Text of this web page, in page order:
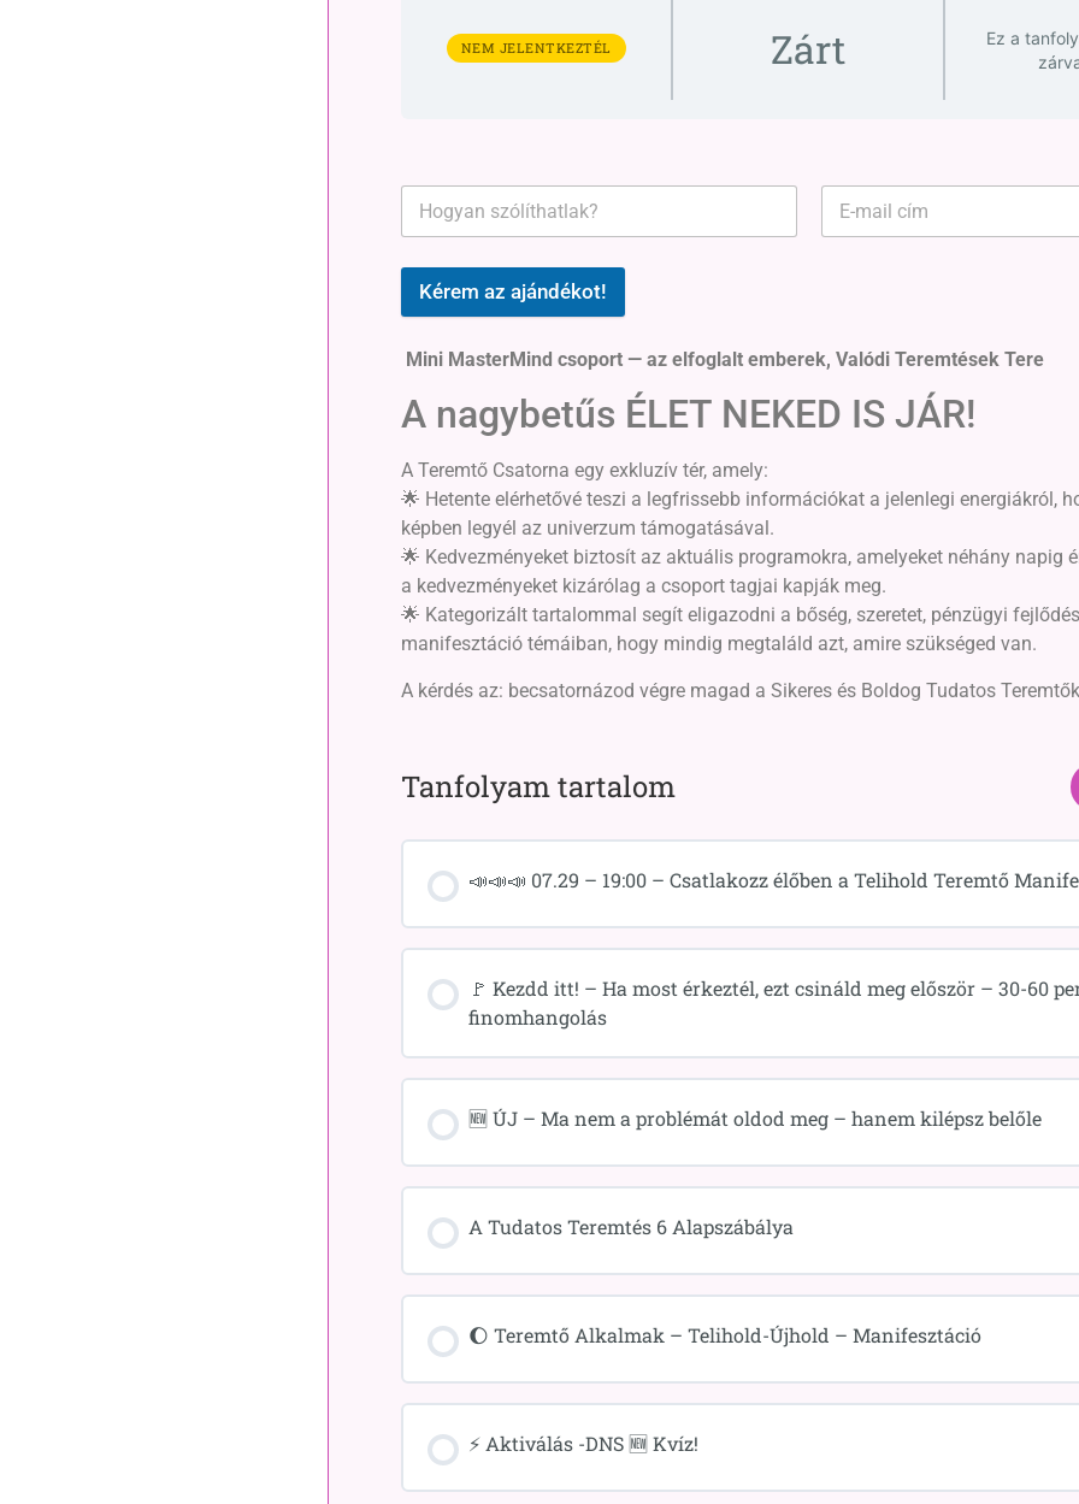
NEM JELENTKEZTÉL Zárt
Ez a
Kérem az ajándékot!
Mini MasterMind csoport — az elfoglalt emberek, Valódi Teremtések Tere
A nagybetűs ÉLET NEKED IS JÁR!
A Teremtő Csatorna egy exkluzív tér, amely:
🌟 Hetente elérhetővé teszi a legfrissebb információkat a jelenlegi energiákról,
képben legyél az univerzum támogatásával.
🌟 Kedvezményeket biztosít az aktuális programokra, amelyeket néhány napig
a kedvezményeket kizárólag a csoport tagjai kapják meg.
🌟 Kategorizált tartalommal segít eligazodni a bőség, szeretet, pénzügyi
manifesztáció témáiban, hogy mindig megtaláld azt, amire szükséged van.
A kérdés az: becsatornázod végre magad a Sikeres és Boldog Tudatos
Tanfolyam tartalom
📣📣📣 07.29 – 19:00 – Csatlakozz élőben a Telihold Teremtő
🚩 Kezdd itt! – Ha most érkeztél, ezt csináld meg először – 30-60
finomhangolás
🆕 ÚJ – Ma nem a problémát oldod meg – hanem kilépsz belőle
A Tudatos Teremtés 6 Alapszábálya
🌔 Teremtő Alkalmak – Telihold-Újhold – Manifesztáció
⚡ Aktiválás -DNS 🆕 Kvíz!